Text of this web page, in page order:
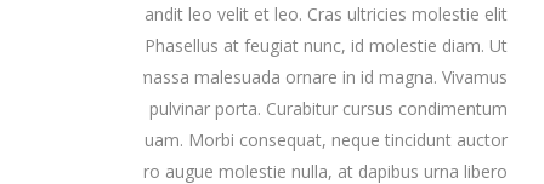
elit, vitae blandit leo velit et leo. Cras ultricies molestie elit
ac placerat. Phasellus at feugiat nunc, id molestie diam. Ut
eu elit vel massa malesuada ornare in id magna. Vivamus
pellentesque pulvinar porta. Curabitur cursus condimentum
ex non aliquam. Morbi consequat, neque tincidunt auctor
mattis, libero augue molestie nulla, at dapibus urna libero